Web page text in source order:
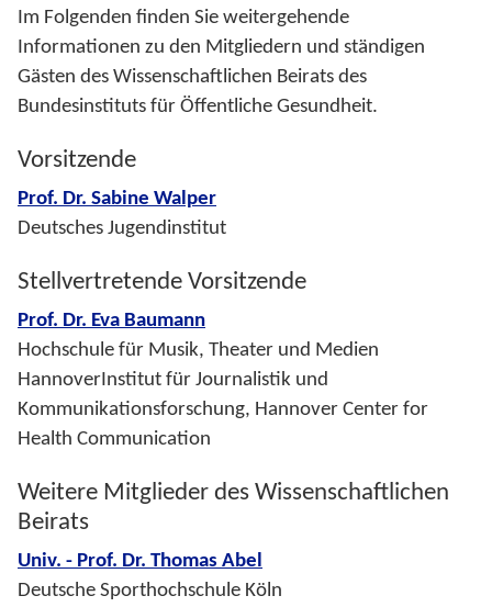
Im Folgenden finden Sie weitergehende
Informationen zu den Mitgliedern und ständigen
Gästen des Wissenschaftlichen Beirats des
Bundesinstituts für Öffentliche Gesundheit.
Vorsitzende
Prof. Dr. Sabine Walper
Deutsches Jugendinstitut
Stellvertretende Vorsitzende
Prof. Dr. Eva Baumann
Hochschule für Musik, Theater und Medien
HannoverInstitut für Journalistik und
Kommunikationsforschung, Hannover Center for
Health Communication
Weitere Mitglieder des Wissenschaftlichen
Beirats
Univ. - Prof. Dr. Thomas Abel
Deutsche Sporthochschule Köln